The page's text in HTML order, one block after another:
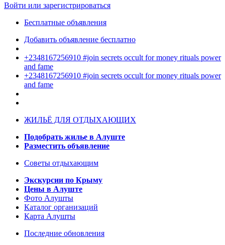
Войти или зарегистрироваться
Бесплатные объявления
Добавить объявление бесплатно
+2348167256910 #join secrets occult for money rituals power
and fame
+2348167256910 #join secrets occult for money rituals power
and fame
ЖИЛЬЁ ДЛЯ ОТДЫХАЮЩИХ
Подобрать жилье в Алуште
Разместить объявление
Советы отдыхающим
Экскурсии по Крыму
Цены в Алуште
Фото Алушты
Каталог организаций
Карта Алушты
Последние обновления